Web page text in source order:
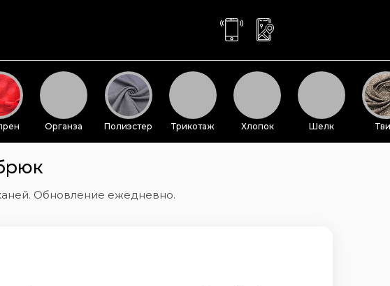
Органза Полиэстер Трикотаж Хлопок Шелк
Обновление ежедневно.